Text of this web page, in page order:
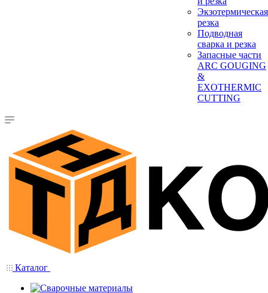
Экзотермическая
резка
Подводная
сварка и резка
Запасные части
ARC GOUGING
&
EXOTHERMIC
CUTTING
Каталог